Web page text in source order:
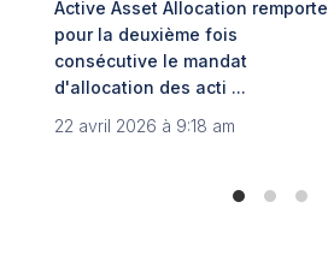
Active Asset Allocation remporte
pour la deuxième fois
consécutive le mandat
d'allocation des acti ...
22 avril 2026 à 9:18 am